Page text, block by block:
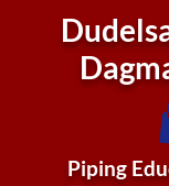
Piping